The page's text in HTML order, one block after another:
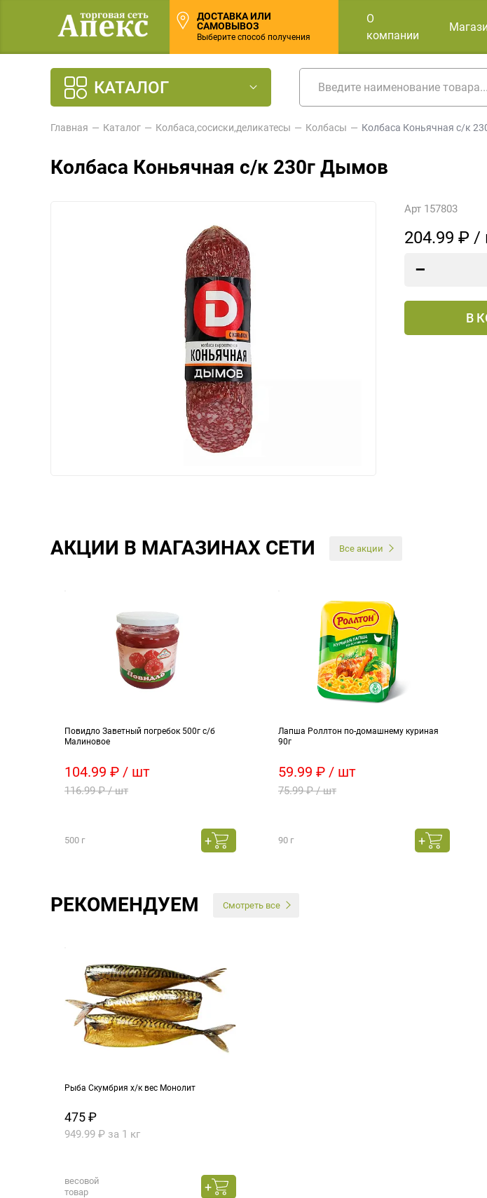
ДОСТАВКА ИЛИ
САМОВЫВОЗ
Выберите способ получения
О
компании
КАТАЛОГ
Главная Каталог Колбаса,сосиски,деликатесы Колбасы Колбаса Коньячная с/к
Колбаса Коньячная с/к 230г Дымов
Арт 157803
204.99 ₽ /
В
АКЦИИ В МАГАЗИНАХ СЕТИ Все акции
Повидло Заветный погребок 500г с/б
Малиновое
104.99 ₽ / шт
116.99 ₽ / шт
500 г
Лапша Роллтон по-домашнему куриная
90г
59.99 ₽ / шт
75.99 ₽ / шт
90 г
РЕКОМЕНДУЕМ Смотреть все
Рыба Скумбрия х/к вес Монолит
475 ₽
949.99 ₽ за 1 кг
весовой
товар